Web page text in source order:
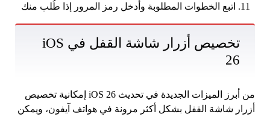
اتبع الخطوات المطلوبة وأدخل رمز المرور إذا طُلب منك
تخصيص أزرار شاشة القفل في iOS
26
من أبرز الميزات الجديدة في تحديث iOS 26 إمكانية تخصيص
أزرار شاشة القفل بشكل أكثر مرونة في هواتف آيفون، ويمكن